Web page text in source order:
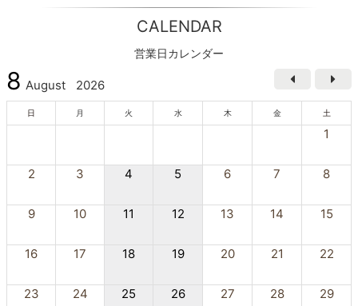
CALENDAR
営業日カレンダー
8 August 2026
日 月 火 水 木 金 土
1
2 3 4 5 6 7 8
9 10 11 12 13 14 15
16 17 18 19 20 21 22
23 24 25 26 27 28 29